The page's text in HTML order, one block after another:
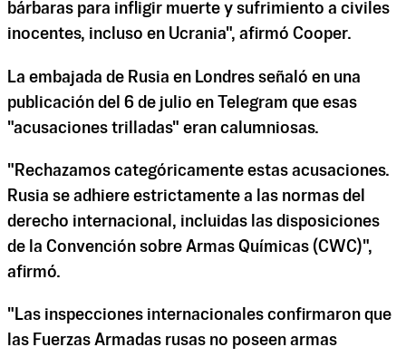
bárbaras para infligir muerte y sufrimiento a civiles
inocentes, incluso en Ucrania", afirmó Cooper.
La embajada de Rusia en Londres señaló en ⁠una
publicación del 6 de julio en Telegram que esas
"acusaciones trilladas" eran calumniosas.
"Rechazamos categóricamente estas acusaciones.
Rusia se adhiere estrictamente a las normas del
derecho internacional, incluidas las disposiciones
de la Convención sobre Armas Químicas (CWC)",
afirmó.
"Las inspecciones internacionales confirmaron que
las Fuerzas Armadas rusas no poseen armas